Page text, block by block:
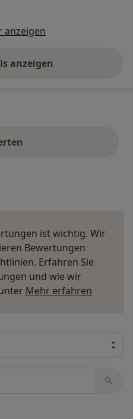
anzeigen
anzeigen
die Adresse
ist wichtig. Wir
Bewertungen
Erfahren Sie
und wie wir
Mehr erfahren